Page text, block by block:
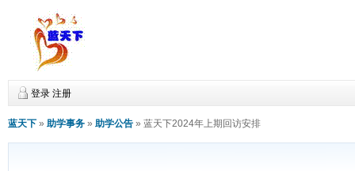
登录 注册
蓝天下» 助学事务» 助学公告» 蓝天下2024年上期回访安排